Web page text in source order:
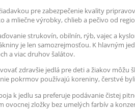
pre zabezpečenie kvality
a mliečne výrobky, chlieb a pečivo od
strukovín, obilnín, rýb, vajec a
je len samozrejmosťou. K hlavným
a viac druhov šalátov.
zdravšie jedlá pre deti a žiakov
pokrmov používajú koreniny, čerstvé
k jedlu sa preferuje podávanie čistej
ovocnej zložky bez umelých farbív a